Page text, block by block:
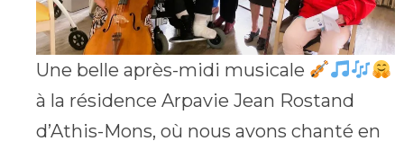
Une belle après-midi musicale
à la résidence Arpavie Jean Rostand
d’Athis-Mons, où nous avons chanté en